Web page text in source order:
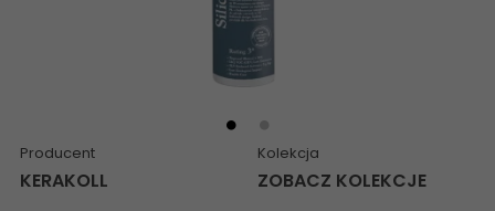
Producent
KERAKOLL
Kolekcja
ZOBACZ KOLEKCJE